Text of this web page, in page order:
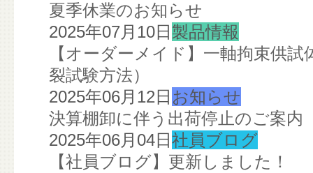
夏季休業のお知らせ
2025年07月10日 製品情報
【オーダーメイド】一軸拘束供
裂試験方法）
2025年06月12日 お知らせ
決算棚卸に伴う出荷停止のご案内
2025年06月04日 社員ブログ
【社員ブログ】更新しました！